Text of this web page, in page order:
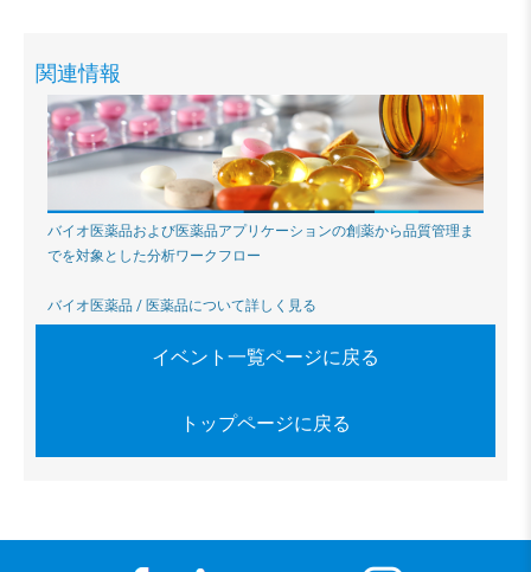
関連情報
バイオ医薬品および医薬品アプリケーションの創薬から品質管理ま
でを対象とした分析ワークフロー
バイオ医薬品 / 医薬品について詳しく見る
イベント一覧ページに戻る
トップページに戻る